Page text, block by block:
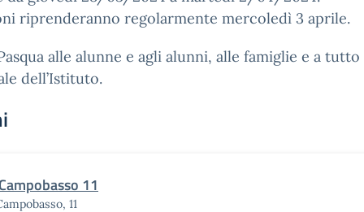
riprenderanno regolarmente mercoledì 3 aprile.
alle alunne e agli alunni, alle famiglie e a
dell’Istituto.
11
11